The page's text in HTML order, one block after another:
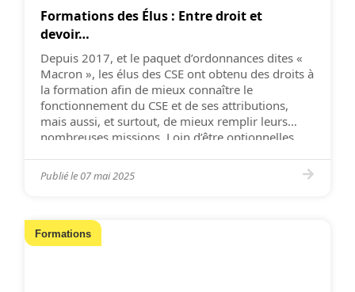
Formations des Élus : Entre droit et
devoir…
Depuis 2017, et le paquet d’ordonnances dites «
Macron », les élus des CSE ont obtenu des droits à
la formation afin de mieux connaître le
fonctionnement du CSE et de ses attributions,
mais aussi, et surtout, de mieux remplir leurs
nombreuses missions. Loin d’être optionnelles,
obligatoires. « Investir […]
Publié le07 mai 2025
Formations